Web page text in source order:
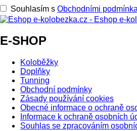
Souhlasím s Obchodními
E-SHOP
Koloběžky
Doplňky
Tunning
Obchodní podmínky
Zásady používání cookies
Obecné informace o ochraně
Informace k ochraně osobních
Souhlas se zpracováním